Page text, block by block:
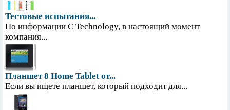
Тестовые испытания...
По информации С Technology, в настоящий момент
компания...
Планшет 8 Home Tablet от...
Если вы ищете планшет, который подходит для...